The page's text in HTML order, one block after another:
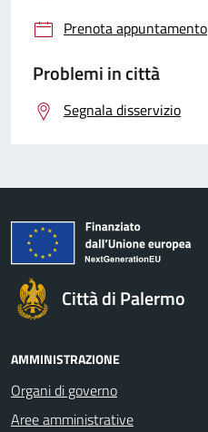
Prenota appuntamento
Problemi in città
Segnala disservizio
Città di Palermo
AMMINISTRAZIONE
Organi di governo
Aree amministrative